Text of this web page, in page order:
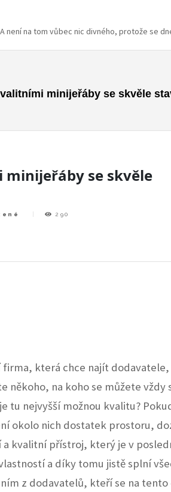
není na tom vůbec nic divného, protože se
minijeřáby se skvěle
minijeřáby se skvěle
290
firma, která chce najít
někoho, na koho se můžete
tu nejvyšší možnou kvalitu?
okolo nich dostatek prostoru,
kvalitní přístroj, který je v
a díky tomu jistě splní
z dodavatelů, kteří se na